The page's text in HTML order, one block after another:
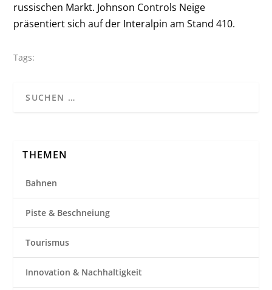
russischen Markt. Johnson Controls Neige
präsentiert sich auf der Interalpin am Stand 410.
Tags:
THEMEN
Bahnen
Piste & Beschneiung
Tourismus
Innovation & Nachhaltigkeit